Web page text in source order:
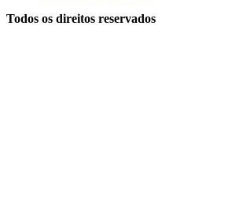
Todos os direitos reservados